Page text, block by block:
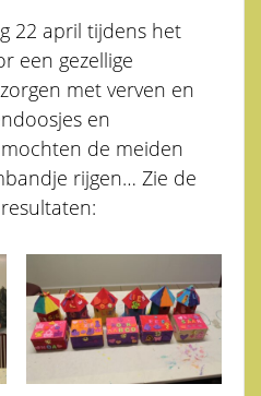
22 april tijdens het
een gezellige
met verven en
en
de meiden
rijgen… Zie de